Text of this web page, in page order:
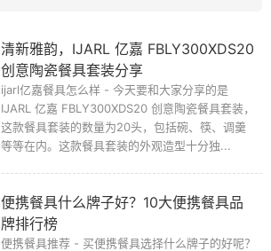
清新雅韵，IJARL 亿嘉 FBLY300XDS20
创意陶瓷餐具套装分享
ijarl亿嘉餐具怎么样 - 今天要和大家分享的是
IJARL 亿嘉 FBLY300XDS20 创意陶瓷餐具套装，
这款餐具套装的数量为20头，包括碗、筷、调羹
等等在内。这款餐具套装的外观造型十分独...
便携餐具什么牌子好？10大便携餐具品
牌排行榜
便携餐具推荐 - 买便携餐具选择什么牌子的好呢？